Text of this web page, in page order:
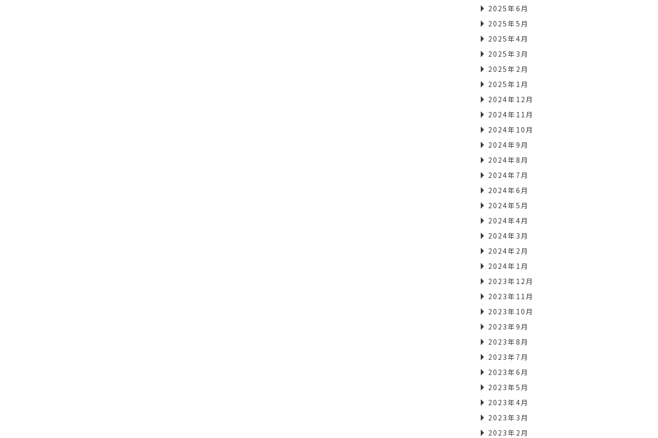
2025年6月
2025年5月
2025年4月
2025年3月
2025年2月
2025年1月
2024年12月
2024年11月
2024年10月
2024年9月
2024年8月
2024年7月
2024年6月
2024年5月
2024年4月
2024年3月
2024年2月
2024年1月
2023年12月
2023年11月
2023年10月
2023年9月
2023年8月
2023年7月
2023年6月
2023年5月
2023年4月
2023年3月
2023年2月